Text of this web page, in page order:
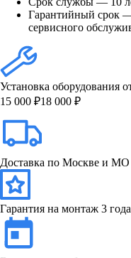
Гарантийный срок
сервисного
Установка оборудования
15 000 ₽18 000 ₽
Доставка по Москве и МО
Гарантия на монтаж 3 года